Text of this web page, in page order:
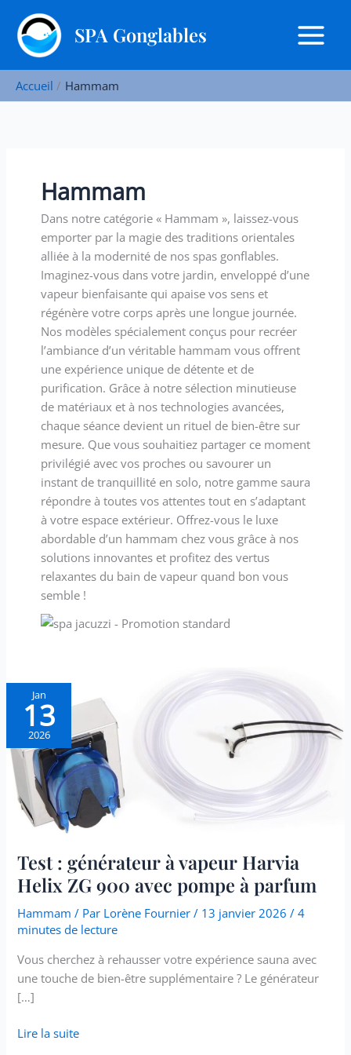
contenu
SPA Gonglables
Accueil Hammam
Hammam
Dans notre catégorie « Hammam », laissez-vous
emporter par la magie des traditions orientales
alliée à la modernité de nos spas gonflables.
Imaginez-vous dans votre jardin, enveloppé d’une
vapeur bienfaisante qui apaise vos sens et
régénère votre corps après une longue journée.
Nos modèles spécialement conçus pour recréer
l’ambiance d’un véritable hammam vous offrent
une expérience unique de détente et de
purification. Grâce à notre sélection minutieuse
de matériaux et à nos technologies avancées,
chaque séance devient un rituel de bien-être sur
mesure. Que vous souhaitiez partager ce moment
privilégié avec vos proches ou savourer un
instant de tranquillité en solo, notre gamme saura
répondre à toutes vos attentes tout en s’adaptant
à votre espace extérieur. Offrez-vous le luxe
abordable d’un hammam chez vous grâce à nos
solutions innovantes et profitez des vertus
relaxantes du bain de vapeur quand bon vous
semble !
Jan
13
2026
Test : générateur à vapeur Harvia
Helix ZG 900 avec pompe à parfum
Hammam / Par Lorène Fournier/ 13 janvier 2026/4
minutes de lecture
Vous cherchez à rehausser votre expérience sauna avec
une touche de bien-être supplémentaire ? Le générateur
[…]
Test
générateur
à
vapeur
Harvia
Helix
ZG
avec
pompe
parfum
Lire la suite
e
h
e